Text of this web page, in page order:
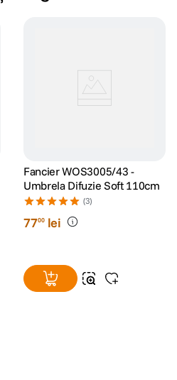
Fancier WOS3005/43 -
Umbrela Difuzie Soft 110cm
(3)
7700 lei